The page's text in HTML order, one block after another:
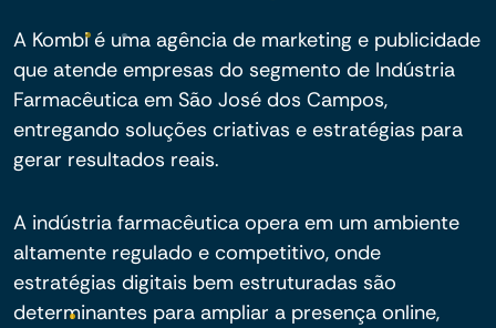
A Kombi é uma agência de marketing e publicidade
que atende empresas do segmento de Indústria
Farmacêutica em São José dos Campos,
entregando soluções criativas e estratégias para
gerar resultados reais.
A indústria farmacêutica opera em um ambiente
altamente regulado e competitivo, onde
estratégias digitais bem estruturadas são
determinantes para ampliar a presença online,